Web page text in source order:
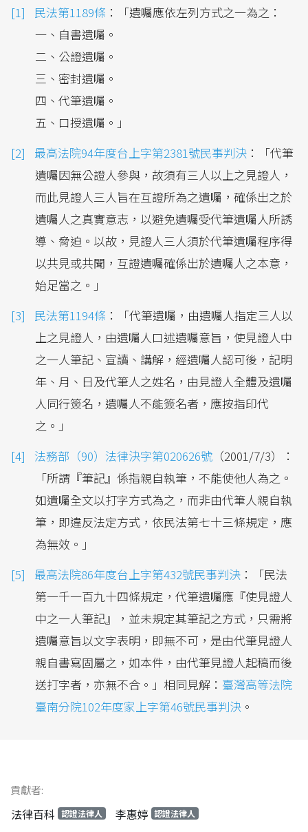
民法第1189條 ：「遺囑應依左列方式之一為之：
一、自書遺囑。
二、公證遺囑。
三、密封遺囑。
四、代筆遺囑。
五、口授遺囑。」
最高法院94年度台上字第2381號民事判決 ：「代筆
遺囑因無公證人參與，故須有三人以上之見證人，
而此見證人三人旨在互證所為之遺囑，確係出之於
遺囑人之真實意志，以避免遺囑受代筆遺囑人所誘
導、脅迫。以故，見證人三人須於代筆遺囑程序得
以共見或共聞，互證遺囑確係出於遺囑人之本意，
始足當之。」
民法第1194條 ：「代筆遺囑，由遺囑人指定三人以
上之見證人，由遺囑人口述遺囑意旨，使見證人中
之一人筆記、宣讀、講解，經遺囑人認可後，記明
年、月、日及代筆人之姓名，由見證人全體及遺囑
人同行簽名，遺囑人不能簽名者，應按指印代
之。」
法務部（90）法律決字第020626號 （2001/7/3）：
「所謂『筆記』係指親自執筆，不能使他人為之。
如遺囑全文以打字方式為之，而非由代筆人親自執
筆，即違反法定方式，依民法第七十三條規定，應
為無效。」
最高法院86年度台上字第432號民事判決 ：「民法
第一千一百九十四條規定，代筆遺囑應『使見證人
中之一人筆記』，並未規定其筆記之方式，只需將
遺囑意旨以文字表明，即無不可，是由代筆見證人
親自書寫固屬之，如本件，由代筆見證人起稿而後
送打字者，亦無不合。」相同見解： 臺灣高等法院
臺南分院102年度家上字第46號民事判決 。
貢獻者:
法律百科 認證法律人 李惠婷 認證法律人